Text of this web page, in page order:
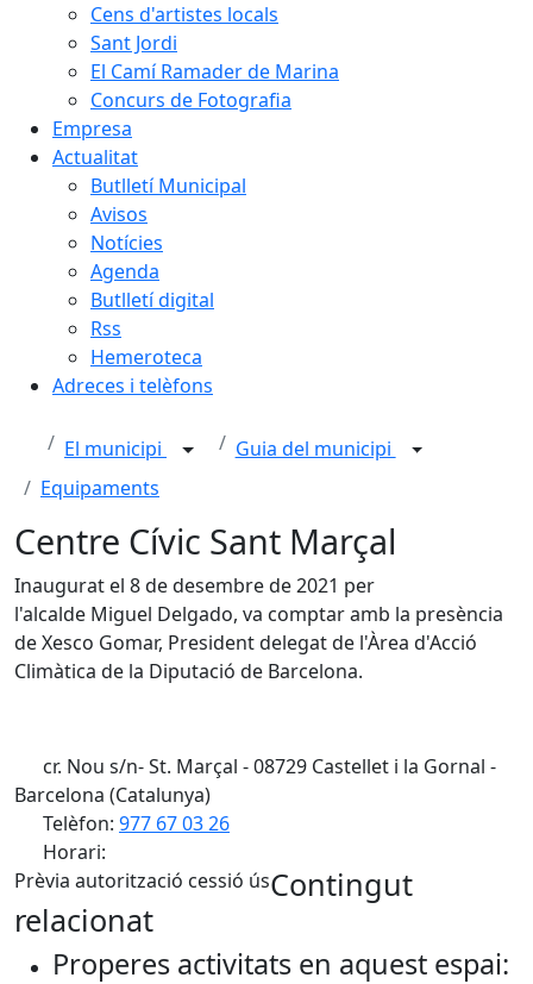
Cens d'artistes locals
Sant Jordi
El Camí Ramader de Marina
Concurs de Fotografia
Empresa
Actualitat
Butlletí Municipal
Avisos
Notícies
Agenda
Butlletí digital
Rss
Hemeroteca
Adreces i telèfons
El municipi
Guia del municipi
Equipaments
Centre Cívic Sant Marçal
Inaugurat el 8 de desembre de 2021 per
l'alcalde Miguel Delgado, va comptar amb la presència
de Xesco Gomar, President delegat de l'Àrea d'Acció
Climàtica de la Diputació de Barcelona.
cr. Nou s/n- St. Marçal - 08729 Castellet i la Gornal -
Barcelona (Catalunya)
Telèfon: 977 67 03 26
Horari:
Prèvia autorització cessió úsContingut
relacionat
Properes activitats en aquest espai: